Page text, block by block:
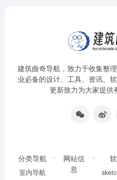
建筑曲奇导航 ，致力于收集整
业必备的设计、工具、资讯、
更新致力为大家提供
分类导航
室内导航
网站信
息